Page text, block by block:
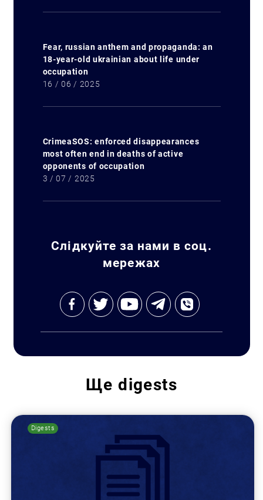
Fear, russian anthem and propaganda: an
18-year-old ukrainian about life under
occupation
16 / 06 / 2025
CrimeaSOS: enforced disappearances
most often end in deaths of active
opponents of occupation
3 / 07 / 2025
Слідкуйте за нами в соц.
мережах
Ще digests
Digests